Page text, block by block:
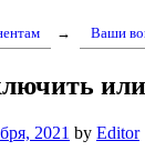
→ Ваши
или
2021 by Editor